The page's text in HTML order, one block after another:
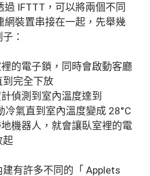
過 IFTTT，可以將兩個不同
網裝置串接在一起，先舉幾
：
的電子鎖，同時會啟動客廳
到完全下放
偵測到室內溫度達到
冷氣直到室內溫度變成 28°C
機器人，就會讓臥室裡的電
起
建有許多不同的「 Applets